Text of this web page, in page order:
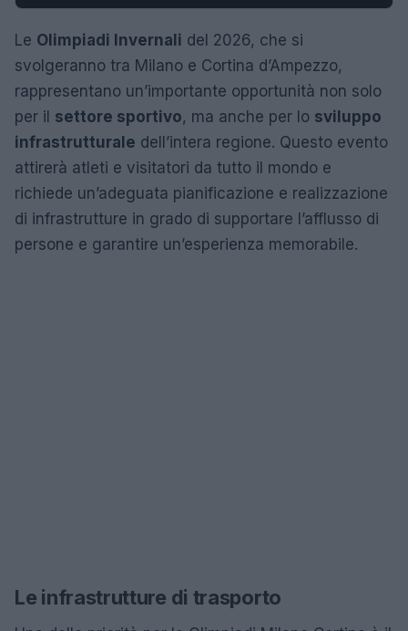
Le Olimpiadi Invernali del 2026, che si
svolgeranno tra Milano e Cortina d’Ampezzo,
rappresentano un’importante opportunità non solo
per il settore sportivo, ma anche per lo sviluppo
infrastrutturale dell’intera regione. Questo evento
attirerà atleti e visitatori da tutto il mondo e
richiede un’adeguata pianificazione e realizzazione
di infrastrutture in grado di supportare l’afflusso di
persone e garantire un’esperienza memorabile.
Le infrastrutture di trasporto